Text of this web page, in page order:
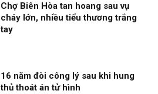
Chợ Biên Hòa tan hoang sau vụ
cháy lớn, nhiều tiểu thương trắng
tay
16 năm đòi công lý sau khi hung
thủ thoát án tử hình